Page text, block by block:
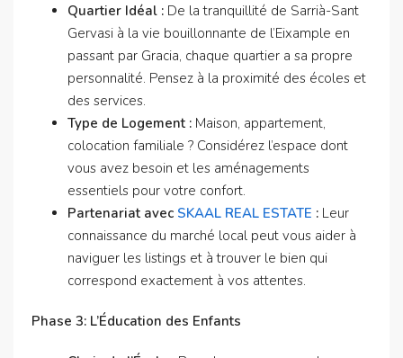
Quartier Idéal : De la tranquillité de Sarrià-Sant
Gervasi à la vie bouillonnante de l’Eixample en
passant par Gracia, chaque quartier a sa propre
personnalité. Pensez à la proximité des écoles et
des services.
Type de Logement : Maison, appartement,
colocation familiale ? Considérez l’espace dont
vous avez besoin et les aménagements
essentiels pour votre confort.
Partenariat avec SKAAL REAL ESTATE : Leur
connaissance du marché local peut vous aider à
naviguer les listings et à trouver le bien qui
correspond exactement à vos attentes.
Phase 3: L’Éducation des Enfants